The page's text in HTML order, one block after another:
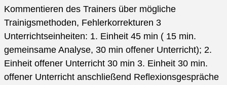
Kommentieren des Trainers über mögliche
Trainigsmethoden, Fehlerkorrekturen 3
Unterrichtseinheiten: 1. Einheit 45 min ( 15 min.
gemeinsame Analyse, 30 min offener Unterricht); 2.
Einheit offener Unterricht 30 min 3. Einheit 30 min.
offener Unterricht anschließend Reflexionsgespräche